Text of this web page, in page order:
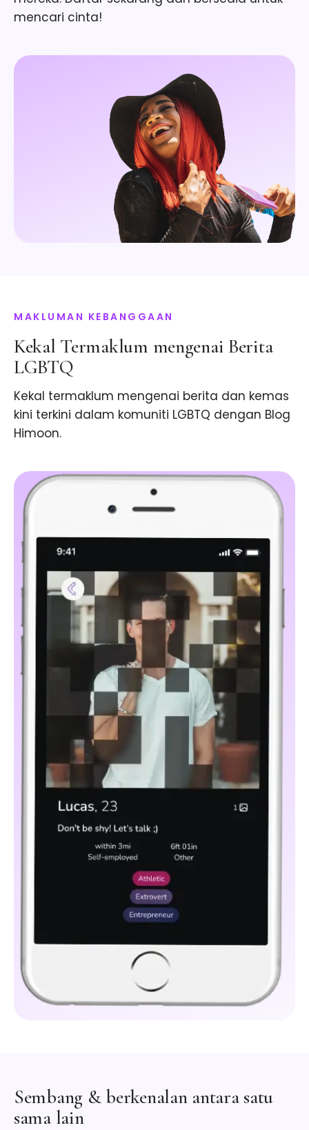
mencari cinta!
MAKLUMAN KEBANGGAAN
Kekal Termaklum mengenai Berita
LGBTQ
Kekal termaklum mengenai berita dan kemas
kini terkini dalam komuniti LGBTQ dengan Blog
Himoon.
Sembang & berkenalan antara satu
sama lain